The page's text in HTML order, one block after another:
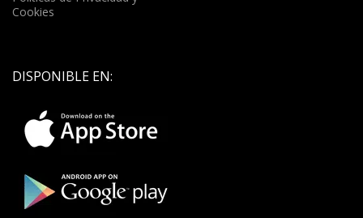
Cookies
DISPONIBLE EN: